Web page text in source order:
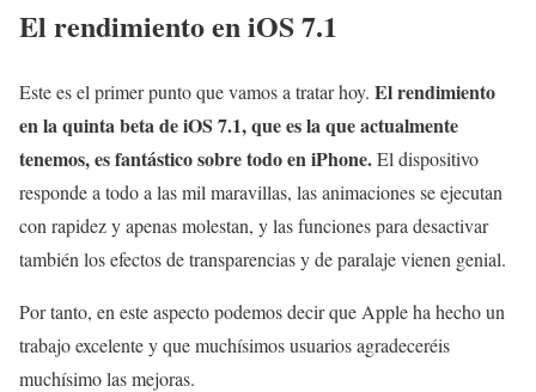
El rendimiento en iOS 7.1
Este es el primer punto que vamos a tratar hoy. El rendimiento
en la quinta beta de iOS 7.1, que es la que actualmente
tenemos, es fantástico sobre todo en iPhone.El dispositivo
responde a todo a las mil maravillas, las animaciones se ejecutan
con rapidez y apenas molestan, y las funciones para desactivar
también los efectos de transparencias y de paralaje vienen genial.
Por tanto, en este aspecto podemos decir que Apple ha hecho un
trabajo excelente y que muchísimos usuarios agradeceréis
muchísimo las mejoras.